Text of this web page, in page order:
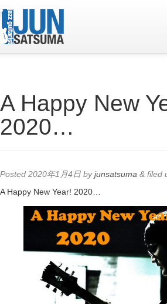
Live Schedule
Discography
Contact
YouTube
Online Lesson
A Happy New
2020…
Posted 2020年1月4日 byjunsatsuma & filed
A Happy New Year! 2020…